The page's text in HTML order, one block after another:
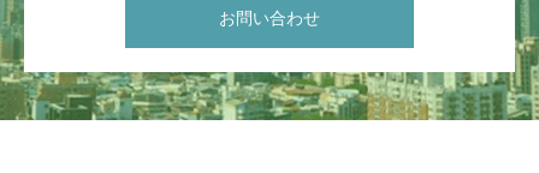
お問い合わせ